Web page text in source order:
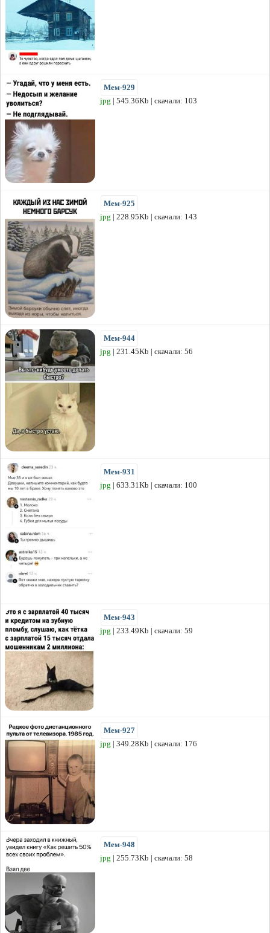
Мем-929
jpg | 545.36Kb | скачали: 103
Мем-925
jpg | 228.95Kb | скачали: 143
Мем-944
jpg | 231.45Kb | скачали: 56
Мем-931
jpg | 633.31Kb | скачали: 100
Мем-943
jpg | 233.49Kb | скачали: 59
Мем-927
jpg | 349.28Kb | скачали: 176
Мем-948
jpg | 255.73Kb | скачали: 58